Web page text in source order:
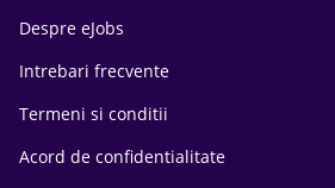
Despre eJobs
Intrebari frecvente
Termeni si conditii
Acord de confidentialitate